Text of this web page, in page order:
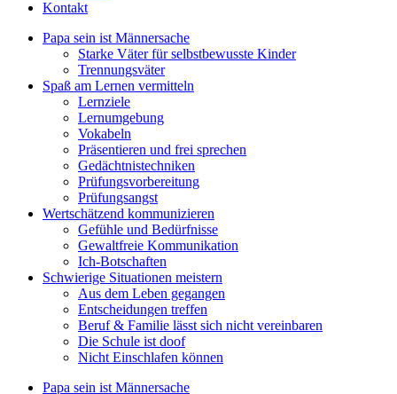
Kontakt
Papa sein ist Männersache
Starke Väter für selbstbewusste Kinder
Trennungsväter
Spaß am Lernen vermitteln
Lernziele
Lernumgebung
Vokabeln
Präsentieren und frei sprechen
Gedächtnistechniken
Prüfungsvorbereitung
Prüfungsangst
Wertschätzend kommunizieren
Gefühle und Bedürfnisse
Gewaltfreie Kommunikation
Ich-Botschaften
Schwierige Situationen meistern
Aus dem Leben gegangen
Entscheidungen treffen
Beruf & Familie lässt sich nicht vereinbaren
Die Schule ist doof
Nicht Einschlafen können
Papa sein ist Männersache